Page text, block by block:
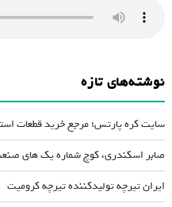
نوشته‌های تازه
سایت کره پارتس؛ مرجع خرید قطعات
صابر اسکندری، کوچ شماره یک های
ایران تیرچه تولیدکننده تیرچه کرومیت